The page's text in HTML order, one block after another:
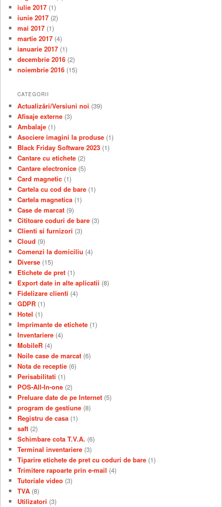
iulie 2017(1)
iunie 2017(2)
mai 2017(1)
martie 2017(4)
ianuarie 2017(1)
decembrie 2016(2)
noiembrie 2016(15)
CATEGORII
Actualizări/Versiuni noi (39)
Afisaje externe(3)
Ambalaje(1)
Asociere imagini la produse(1)
Black Friday Software 2023(1)
Cantare cu etichete(2)
Cantare electronice(5)
Card magnetic(1)
Cartela cu cod de bare(1)
Cartela magnetica(1)
Case de marcat(9)
Cititoare coduri de bare(3)
Clienti si furnizori (3)
Cloud (9)
Comenzi la domiciliu (4)
Diverse(15)
Etichete de pret(1)
Export date in alte aplicatii (8)
Fidelizare clienti (4)
GDPR(1)
Hotel (1)
Imprimante de etichete(1)
Inventariere(4)
MobileR(4)
Noile case de marcat(6)
Nota de receptie(6)
Perisabilitati (1)
POS-All-In-one(2)
Preluare date de pe Internet(5)
program de gestiune(8)
Registru de casa(1)
saft(2)
Schimbare cota T.V.A. (6)
Terminal inventariere(3)
Tiparire etichete de pret cu coduri de bare(1)
Trimitere rapoarte prin e-mail (4)
Tutoriale video(3)
TVA(8)
Utilizatori (3)